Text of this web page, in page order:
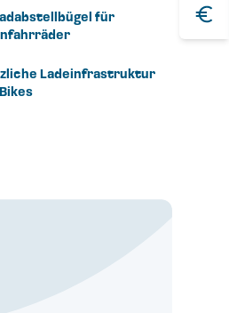
für
Ladeinfrastruktur